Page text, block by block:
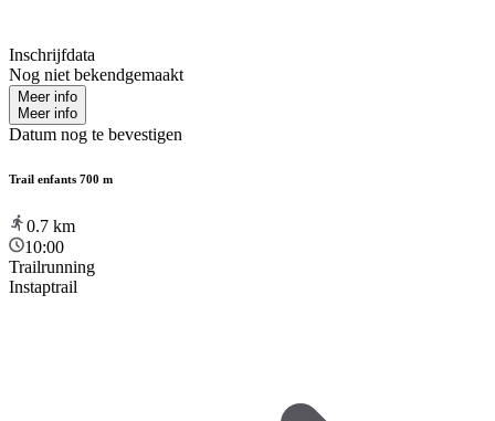
Inschrijfdata
Nog niet bekendgemaakt
Meer info
Meer info
Datum nog te bevestigen
Trail enfants 700 m
0.7 km
10:00
Trailrunning
Instaptrail